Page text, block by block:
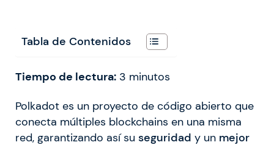
Tabla de Contenidos
Tiempo de lectura: 3 minutos
Polkadot es un proyecto de código abierto que
conecta múltiples blockchains en una misma
red, garantizando así su seguridad y un mejor